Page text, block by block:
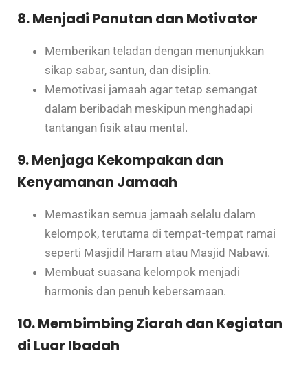
8. Menjadi Panutan dan Motivator
Memberikan teladan dengan menunjukkan
sikap sabar, santun, dan disiplin.
Memotivasi jamaah agar tetap semangat
dalam beribadah meskipun menghadapi
tantangan fisik atau mental.
9. Menjaga Kekompakan dan
Kenyamanan Jamaah
Memastikan semua jamaah selalu dalam
kelompok, terutama di tempat-tempat ramai
seperti Masjidil Haram atau Masjid Nabawi.
Membuat suasana kelompok menjadi
harmonis dan penuh kebersamaan.
10. Membimbing Ziarah dan Kegiatan
di Luar Ibadah